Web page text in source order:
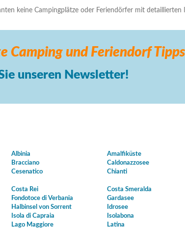
keine Campingplätze oder Feriendörfer mit
Camping und Feriendorf
unseren Newsletter!
Albinia Amalfiküste
Bracciano Caldonazzosee
Cesenatico Chianti
Costa Rei Costa Smeralda
Fondotoce di Verbania Gardasee
Halbinsel von Sorrent Idrosee
Isola di Capraia Isolabona
Lago Maggiore Latina